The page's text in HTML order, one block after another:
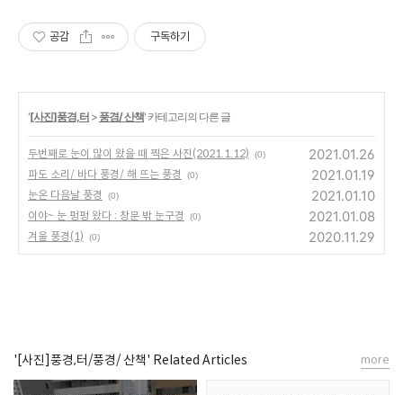
공감 구독하기
'[사진]풍경,터 > 풍경/ 산책' 카테고리의 다른 글
두번째로 눈이 많이 왔을 때 찍은 사진(2021.1.12) (0) 2021.01.26
파도 소리/ 바다 풍경/ 해 뜨는 풍경 (0) 2021.01.19
눈온 다음날 풍경 (0) 2021.01.10
이야~ 눈 펑펑 왔다 : 창문 밖 눈구경 (0) 2021.01.08
겨울 풍경(1) (0) 2020.11.29
'[사진]풍경,터/풍경/ 산책' Related Articles more